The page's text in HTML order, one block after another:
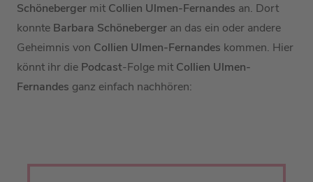
Schöneberger mit Collien Ulmen-Fernandes an. Dort
konnte Barbara Schöneberger an das ein oder andere
Geheimnis von Collien Ulmen-Fernandes kommen. Hier
könnt ihr die Podcast-Folge mit Collien Ulmen-
Fernandes ganz einfach nachhören: